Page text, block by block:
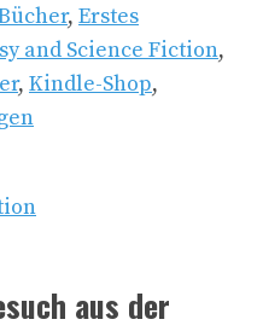
, Erstes
and Science Fiction,
, Kindle-Shop,
aus der